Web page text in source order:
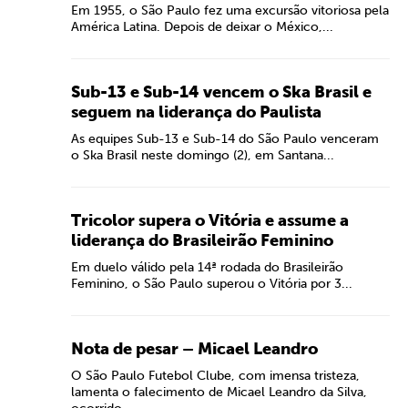
Em 1955, o São Paulo fez uma excursão vitoriosa pela
América Latina. Depois de deixar o México,...
Sub-13 e Sub-14 vencem o Ska Brasil e
seguem na liderança do Paulista
As equipes Sub-13 e Sub-14 do São Paulo venceram
o Ska Brasil neste domingo (2), em Santana...
Tricolor supera o Vitória e assume a
liderança do Brasileirão Feminino
Em duelo válido pela 14ª rodada do Brasileirão
Feminino, o São Paulo superou o Vitória por 3...
Nota de pesar – Micael Leandro
O São Paulo Futebol Clube, com imensa tristeza,
lamenta o falecimento de Micael Leandro da Silva,